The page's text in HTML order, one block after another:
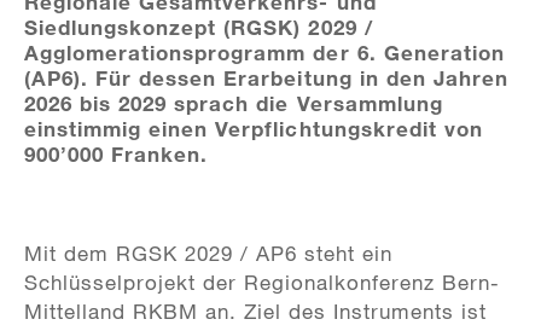
Siedlungskonzept (RGSK) 2029 /
Agglomerationsprogramm der 6. Generation
(AP6). Für dessen Erarbeitung in den Jahren
2026 bis 2029 sprach die Versammlung
einstimmig einen Verpflichtungskredit von
900’000 Franken.
Mit dem RGSK 2029 / AP6 steht ein
Schlüsselprojekt der Regionalkonferenz Bern-
Mittelland RKBM an. Ziel des Instruments ist